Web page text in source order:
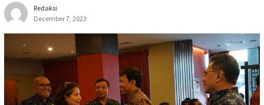
Redaksi
December 7, 2023